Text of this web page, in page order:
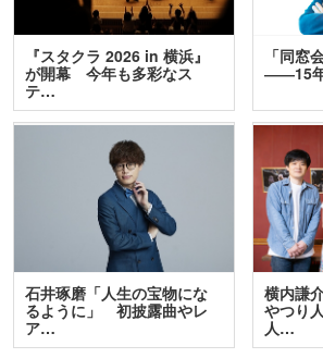
『スタクラ 2026 in 横浜』
が開幕 今年も多彩なス
テ…
「同窓
――15
石井琢磨「人生の宝物にな
るように」 初披露曲やレ
ア…
横内謙
やつり
人…